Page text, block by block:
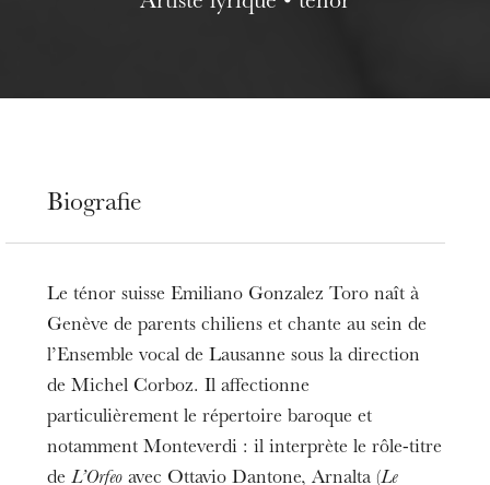
Biografie
Le ténor suisse Emiliano Gonzalez Toro naît à
Genève de parents chiliens et chante au sein de
l’Ensemble vocal de Lausanne sous la direction
de Michel Corboz. Il affectionne
particulièrement le répertoire baroque et
notamment Monteverdi : il interprète le rôle-titre
deL’Orfeo avec Ottavio Dantone, Arnalta (Le